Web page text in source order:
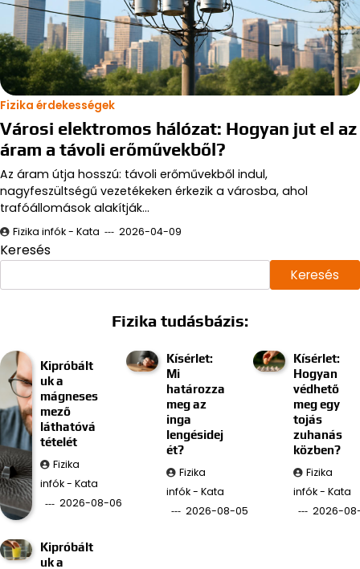
Fizika érdekességek
Városi elektromos hálózat: Hogyan jut el az
áram a távoli erőművekből?
Az áram útja hosszú: távoli erőművekből indul,
nagyfeszültségű vezetékeken érkezik a városba, ahol
trafóállomások alakítják…
Fizika infók - Kata 2026-04-09
Keresés
Keresés
Fizika tudásbázis:
Kipróbált
uk a
mágneses
mező
láthatóvá
tételét
Fizika
infók - Kata
2026-08-06
Kísérlet:
Mi
határozza
meg az
inga
lengésidej
ét?
Fizika
infók - Kata
2026-08-05
Kísérlet:
Hogyan
védhető
meg egy
tojás
zuhanás
közben?
Fizika
infók - Kata
2026-
Kipróbált
uk a